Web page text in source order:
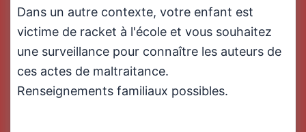
Dans un autre contexte, votre enfant est
victime de racket à l'école et vous souhaitez
une surveillance pour connaître les auteurs de
ces actes de maltraitance.
Renseignements familiaux possibles.